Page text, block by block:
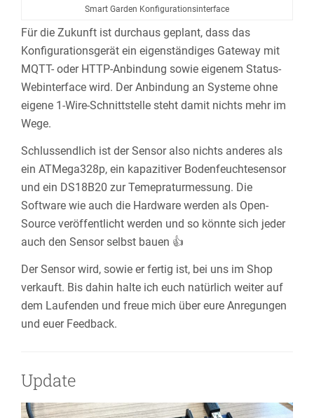
Smart Garden Konfigurationsinterface
Für die Zukunft ist durchaus geplant, dass das
Konfigurationsgerät ein eigenständiges Gateway mit
MQTT- oder HTTP-Anbindung sowie eigenem Status-
Webinterface wird. Der Anbindung an Systeme ohne
eigene 1-Wire-Schnittstelle steht damit nichts mehr im
Wege.
Schlussendlich ist der Sensor also nichts anderes als
ein ATMega328p, ein kapazitiver Bodenfeuchtesensor
und ein DS18B20 zur Temepraturmessung. Die
Software wie auch die Hardware werden als Open-
Source veröffentlicht werden und so könnte sich jeder
auch den Sensor selbst bauen 👍
Der Sensor wird, sowie er fertig ist, bei uns im Shop
verkauft. Bis dahin halte ich euch natürlich weiter auf
dem Laufenden und freue mich über eure Anregungen
und euer Feedback.
Update